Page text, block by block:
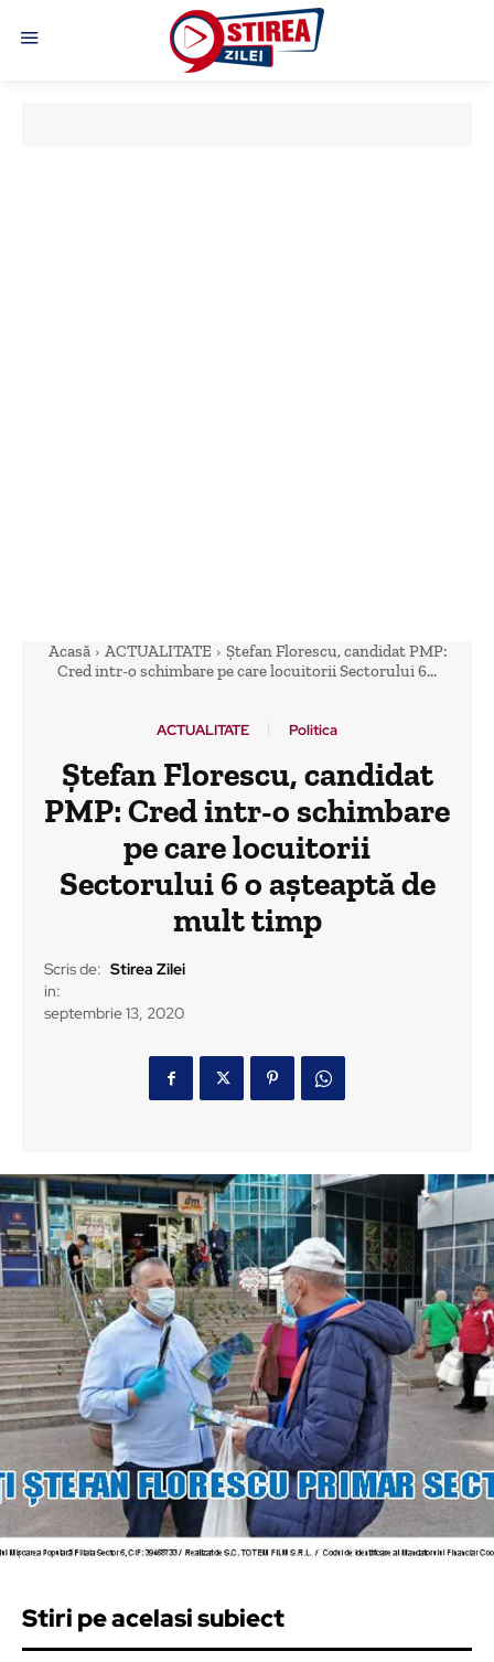
Acasă ACTUALITATE
Ștefan Florescu, candidat PMP:
Cred intr-o schimbare pe care locuitorii Sectorului 6...
ACTUALITATE Politica
Ștefan Florescu, candidat
PMP: Cred intr-o schimbare
pe care locuitorii
Sectorului 6 o așteaptă de
mult timp
Scris de: Stirea Zilei
in:
septembrie 13, 2020
Stiri pe acelasi subiect